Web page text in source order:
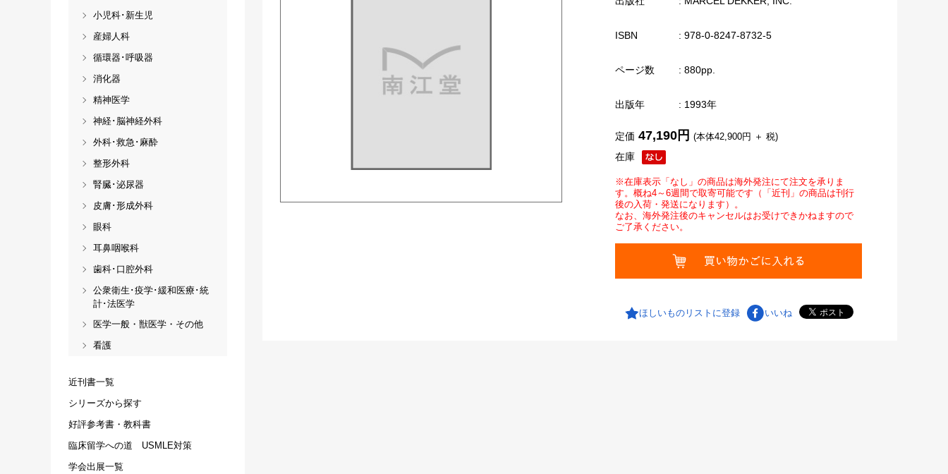
ISBN : 978-0-8247-8732-5
ページ数 : 880pp.
出版年 : 1993年
在庫
定価 47,190円 (本体42,900円 ＋ 税)
※在庫表示「なし」の商品は海外発注にて注文を承りま
す。概ね4～6週間で取寄可能です（「近刊」の商品は刊行
後の入荷・発送になります）。
なお、海外発注後のキャンセルはお受けできかねますので
ご了承ください。
ほしいものリストに登録 いいね
小児科･新生児
産婦人科
循環器･呼吸器
消化器
精神医学
神経･脳神経外科
外科･救急･麻酔
整形外科
腎臓･泌尿器
皮膚･形成外科
眼科
耳鼻咽喉科
歯科･口腔外科
公衆衛生･疫学･緩和医療･統
計･法医学
医学一般・獣医学・その他
看護
近刊書一覧
シリーズから探す
好評参考書・教科書
臨床留学への道 USMLE対策
学会出展一覧